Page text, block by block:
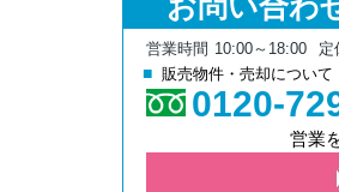
営業時間 10:00～18:00 定
販売物件・売却について
0120-
営業